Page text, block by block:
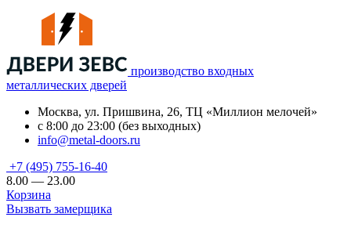
производство входных
металлических дверей
Москва, ул. Пришвина, 26, ТЦ «Миллион мелочей»
с 8:00 до 23:00 (без выходных)
info@metal-doors.ru
+7 (495) 755-16-40
8.00 — 23.00
Корзина
Вызвать замерщика